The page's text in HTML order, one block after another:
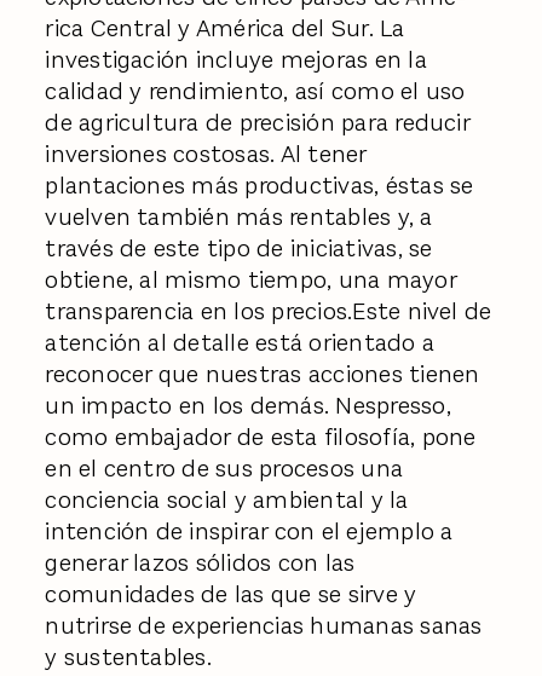
rica Central y América del Sur. La
investigación incluye mejoras en la
calidad y rendimiento, así como el uso
de agricultura de precisión para reducir
inversiones costosas. Al tener
plantaciones más productivas, éstas se
vuelven también más rentables y, a
través de este tipo de iniciativas, se
obtiene, al mismo tiempo, una mayor
transparencia en los precios.Este nivel de
atención al detalle está orientado a
reconocer que nuestras acciones tienen
un impacto en los demás. Nespresso,
como embajador de esta filosofía, pone
en el centro de sus procesos una
conciencia social y ambiental y la
intención de inspirar con el ejemplo a
generar lazos sólidos con las
comunidades de las que se sirve y
nutrirse de experiencias humanas sanas
y sustentables.